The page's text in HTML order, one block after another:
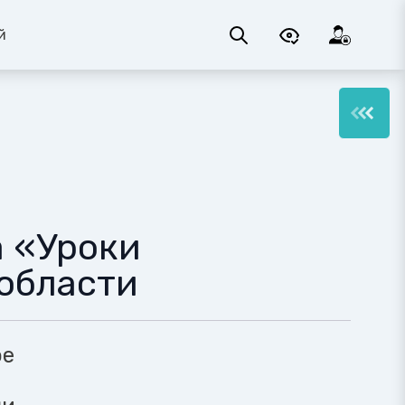
«Уроки